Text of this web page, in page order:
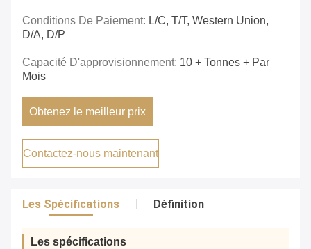
Conditions De Paiement: L/C, T/T, Western Union,
D/A, D/P
Capacité D'approvisionnement: 10 + Tonnes + Par
Mois
Obtenez le meilleur prix
Contactez-nous maintenant
Les Spécifications Définition
Les spécifications